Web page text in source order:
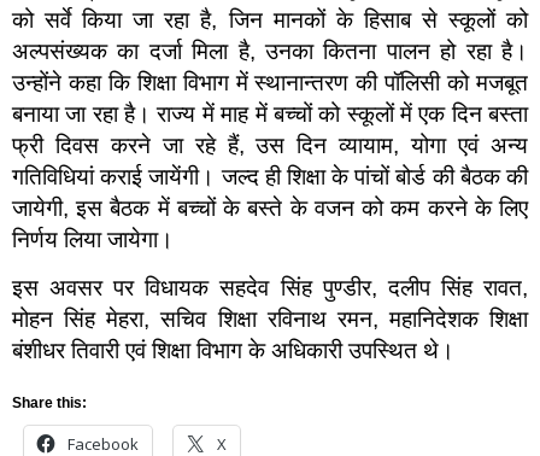
को सर्वे किया जा रहा है, जिन मानकों के हिसाब से स्कूलों को
अल्पसंख्यक का दर्जा मिला है, उनका कितना पालन हो रहा है।
उन्होंने कहा कि शिक्षा विभाग में स्थानान्तरण की पॉलिसी को मजबूत
बनाया जा रहा है। राज्य में माह में बच्चों को स्कूलों में एक दिन बस्ता
फ्री दिवस करने जा रहे हैं, उस दिन व्यायाम, योगा एवं अन्य
गतिविधियां कराई जायेंगी। जल्द ही शिक्षा के पांचों बोर्ड की बैठक की
जायेगी, इस बैठक में बच्चों के बस्ते के वजन को कम करने के लिए
निर्णय लिया जायेगा।
इस अवसर पर विधायक सहदेव सिंह पुण्डीर, दलीप सिंह रावत,
मोहन सिंह मेहरा, सचिव शिक्षा रविनाथ रमन, महानिदेशक शिक्षा
बंशीधर तिवारी एवं शिक्षा विभाग के अधिकारी उपस्थित थे।
Share this:
Facebook X